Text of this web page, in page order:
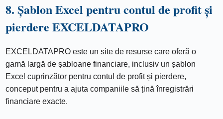
8. Șablon Excel pentru contul de profit și
pierdere EXCELDATAPRO
EXCELDATAPRO este un site de resurse care oferă o
gamă largă de șabloane financiare, inclusiv un șablon
Excel cuprinzător pentru contul de profit și pierdere,
conceput pentru a ajuta companiile să țină înregistrări
financiare exacte.